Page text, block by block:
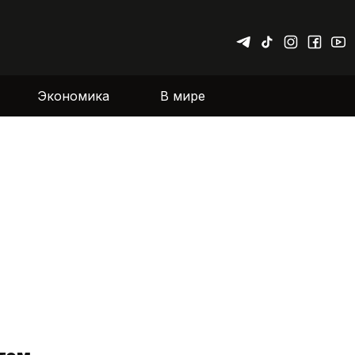
Экономика В мире